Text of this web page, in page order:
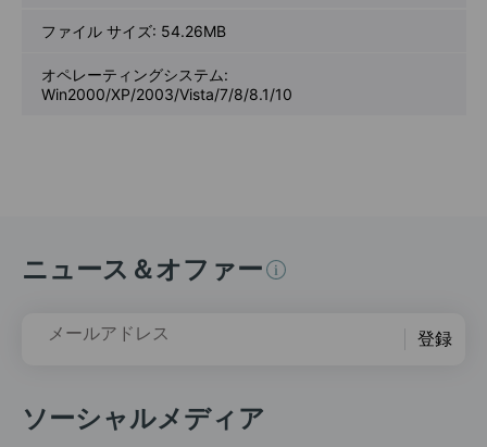
ファイル サイズ: 54.26MB
オペレーティングシステム:
Win2000/XP/2003/Vista/7/8/8.1/10
ニュース＆オファー
メールアドレス 登録
ソーシャルメディア